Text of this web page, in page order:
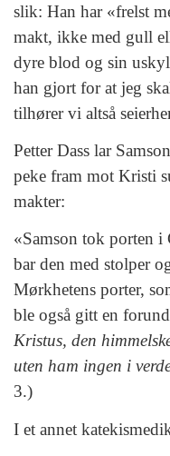
slik: Han har «frelst
makt, ikke med gull
dyre blod og sin
han gjort for at jeg
tilhører vi altså
Petter Dass lar
peke fram mot Kristi
makter:
«Samson tok porten i
bar den med stolper
Mørkhetens porter,
ble også gitt en
Kristus, den
uten ham ingen i
3.)
I et annet